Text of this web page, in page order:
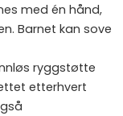
med én hånd,
Barnet kan sove
ryggstøtte
etterhvert